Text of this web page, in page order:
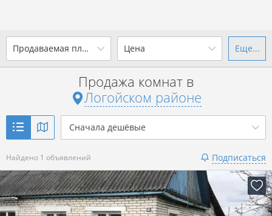
Продаваемая площадь, м
до
Показать 1 объявление
Цена
от до
р. за м
Показать 1 объявление
Еще...
Продажа комнат в
Логойском районе
Сначала дешёвые
Найдено 1 объявлений Подписаться
Ваш город -district Логойский
Да Выбрать город